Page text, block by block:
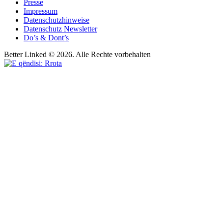
Presse
Impressum
Datenschutzhinweise
Datenschutz Newsletter
Do’s & Dont’s
Better Linked © 2026. Alle Rechte vorbehalten